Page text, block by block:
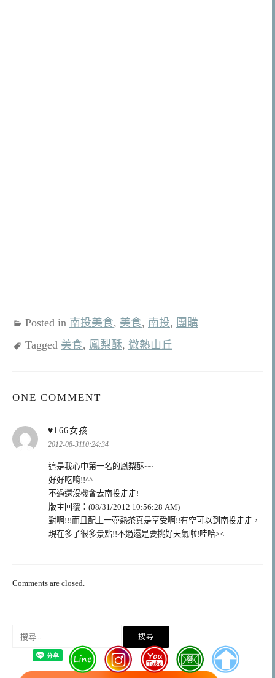
Posted in 南投美食, 美食, 南投, 團購
Tagged 美食, 鳳梨酥, 微熱山丘
ONE COMMENT
♥166女孩
示:
2012-08-3110:24:34
這是我心中第一名的鳳梨酥~~
好好吃唷!!^^
不過還沒機會去南投走走!
版主回覆：(08/31/2012 10:56:28 AM)
對啊!!!而且配上一壺熱茶真是享受啊!!有空可以到南投走走，
現在多了很多景點!!不過還是要挑好天氣啦!哇哈><
Comments are closed.